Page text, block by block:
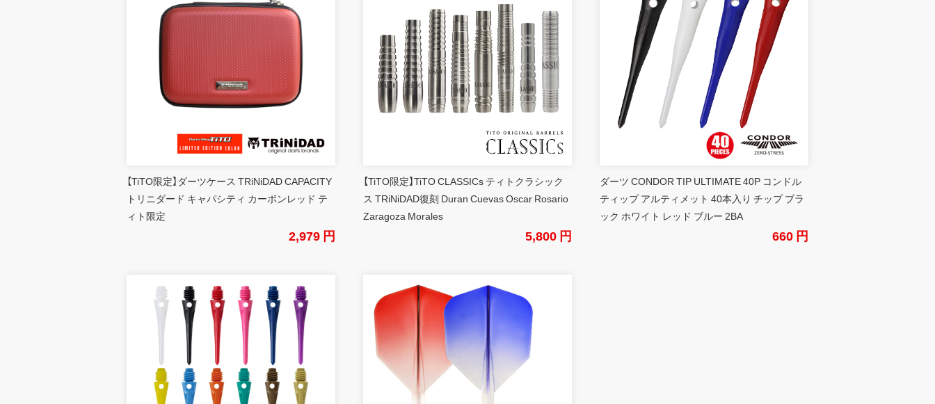
【TiTO限定】ダーツケース TRiNiDAD CAPACITY
トリニダード キャパシティ カーボンレッド テ
ィト限定
2,979 円
【TiTO限定】TiTO CLASSICs ティトクラシック
ス TRiNiDAD復刻 Duran Cuevas Oscar Rosario
Zaragoza Morales
5,800 円
ダーツ CONDOR TIP ULTIMATE 40P コンドル
ティップ アルティメット 40本入り チップ ブラ
ック ホワイト レッド ブルー 2BA
660 円